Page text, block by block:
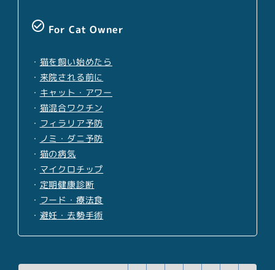
check_circle_outline For Cat Owner
・ 猫を飼い始めたら
・ 来院される前に
・ キャット・アワー
・ 猫混合ワクチン
・ フィラリア予防
・ ノミ・ダニ予防
・ 猫の病気
・ マイクロチップ
・ 定期健康診断
・ フード・療法食
・ 避妊・去勢手術